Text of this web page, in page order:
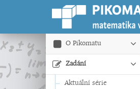
O Pikomatu
Zadání
Aktuální série